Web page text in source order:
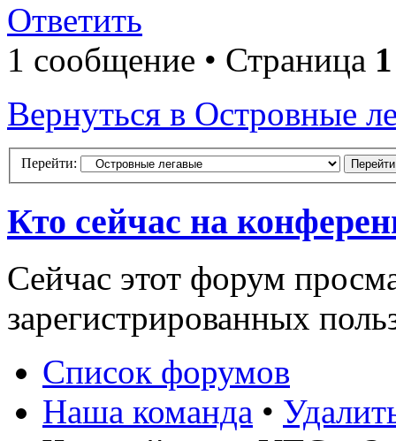
Ответить
1 сообщение • Страница 1
Вернуться в Островные
Перейти:
Кто сейчас на
Сейчас этот форум
зарегистрированных
Список форумов
Наша команда •